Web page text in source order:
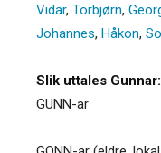
Vidar, Torbjørn,
Johannes, Håkon,
Slik uttales Gunnar:
GUNN-ar